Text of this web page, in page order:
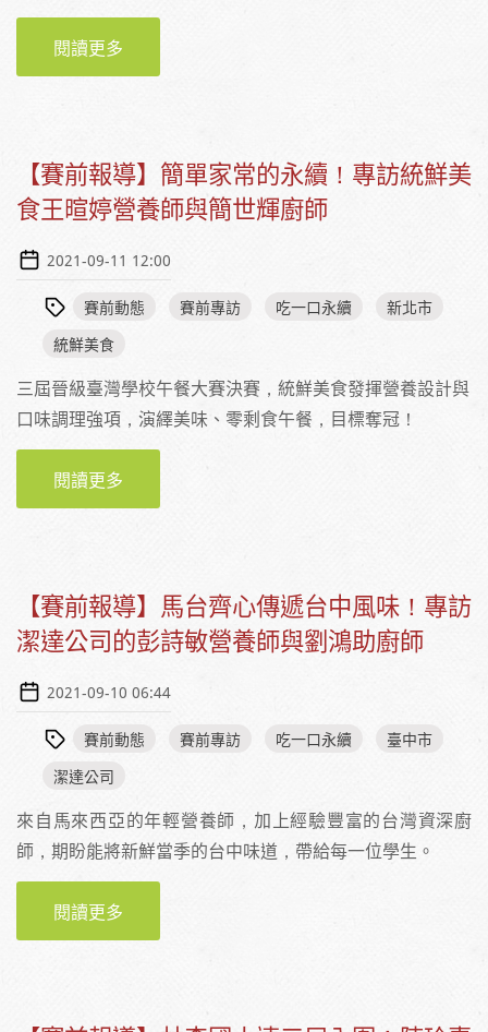
閱讀更多
蕾！思考與行動兼具的顏欣儀營養師與林金源
【賽前報導】簡單家常的永續！專訪統鮮美
食王暄婷營養師與簡世輝廚師
2021-09-11 12:00
賽前動態 賽前專訪 吃一口永續
新北市
統鮮美食
三屆晉級臺灣學校午餐大賽決賽，統鮮美食發揮營養設計與
口味調理強項，演繹美味、零剩食午餐，目標奪冠！
閱讀更多
美食王暄婷營養師與簡世輝廚師
【賽前報導】馬台齊心傳遞台中風味！專訪
潔達公司的彭詩敏營養師與劉鴻助廚師
2021-09-10 06:44
賽前動態 賽前專訪 吃一口永續
臺中市
潔達公司
來自馬來西亞的年輕營養師，加上經驗豐富的台灣資深廚
師，期盼能將新鮮當季的台中味道，帶給每一位學生。
閱讀更多
訪潔達公司的彭詩敏營養師與劉鴻助廚師